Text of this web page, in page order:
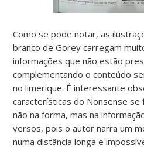
Como se pode notar, as
branco de Gorey carregam
informações que não estão
complementando o conteúdo
no limerique. É interessante
características do Nonsense
não na forma, mas na
versos, pois o autor narra um
numa distância longa e